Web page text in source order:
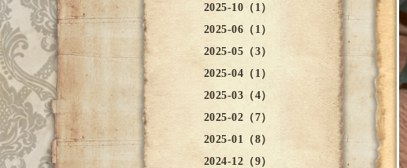
2025-10（1）
2025-06（1）
2025-05（3）
2025-04（1）
2025-03（4）
2025-02（7）
2025-01（8）
2024-12（9）